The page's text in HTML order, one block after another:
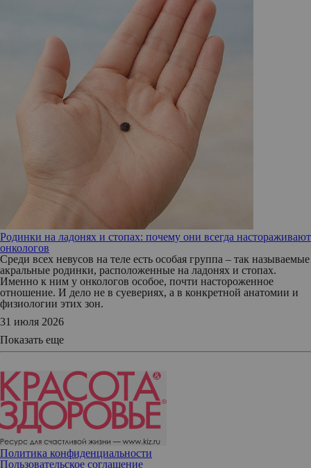
Родинки на ладонях и стопах: почему они всегда настораживают
онкологов
Среди всех невусов на теле есть особая группа – так называемые
акральные родинки, расположенные на ладонях и стопах.
Именно к ним у онкологов особое, почти настороженное
отношение. И дело не в суевериях, а в конкретной анатомии и
физиологии этих зон.
31 июля 2026
Показать еще
Политика конфиденциальности
Пользовательское соглашение